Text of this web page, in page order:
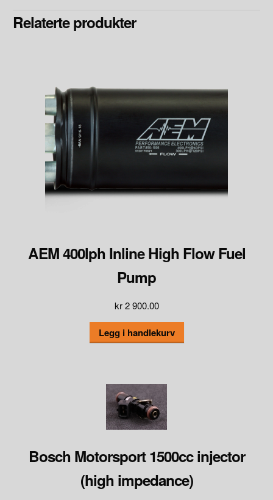
Relaterte produkter
AEM 400lph Inline High Flow Fuel
Pump
kr2 900.00
Legg i handlekurv
Bosch Motorsport 1500cc injector
(high impedance)